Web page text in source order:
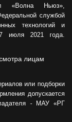
«Волна Ньюз»,
службой
технологий и
июля 2021 года.
лицам
или подборки
допускается
- МАУ «РГ